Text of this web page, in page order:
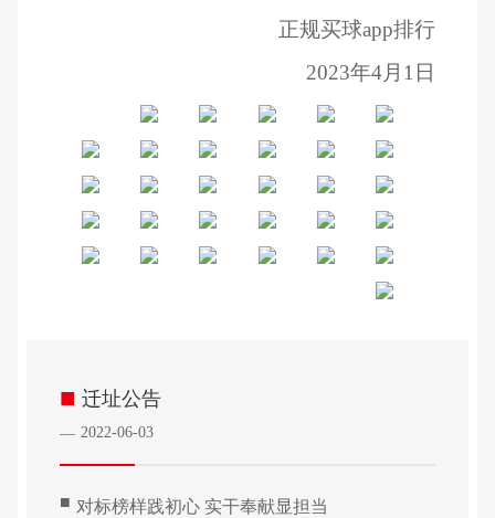
正规买球app排行
2023年4月1日
■ 迁址公告
— 2022-06-03
■ 对标榜样践初心 实干奉献显担当